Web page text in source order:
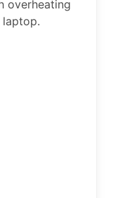
overheating
laptop.